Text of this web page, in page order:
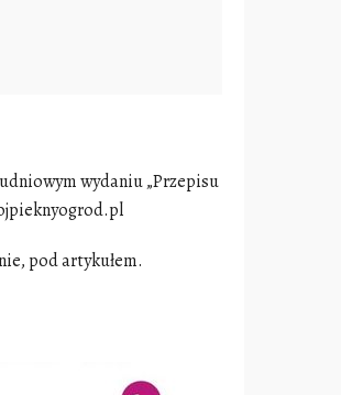
wydaniu „Przepisu
pod artykułem.